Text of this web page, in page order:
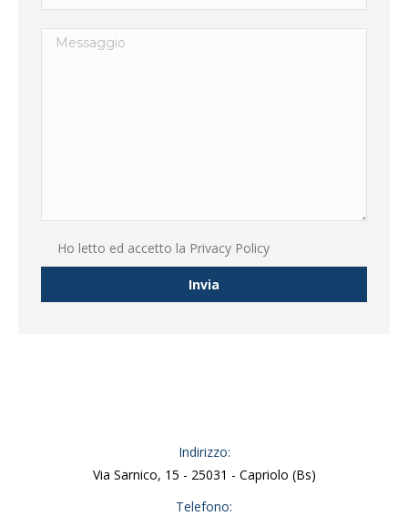
Ho letto ed accetto la Privacy Policy
Indirizzo:
Via Sarnico, 15 - 25031 - Capriolo (Bs)
Telefono: